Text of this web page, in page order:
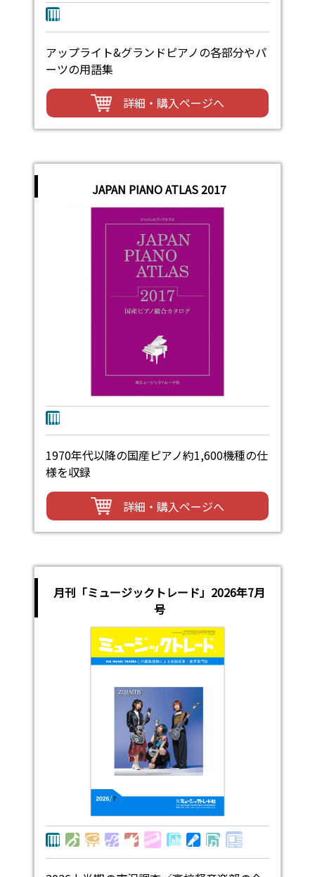
アップライト&グランドピアノの各部分やパ
ーツの用語集
詳細・購入ページへ
JAPAN PIANO ATLAS 2017
1970年代以降の国産ピアノ約1,600機種の仕
様を収録
詳細・購入ページへ
月刊「ミュージックトレード」2026年7月
号